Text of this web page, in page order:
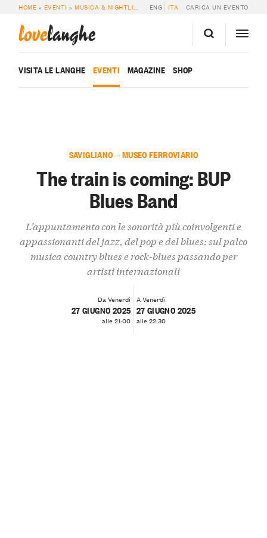
HOME » EVENTI »MUSICA & NIGHTLIFE THE TRAIN IS COMING: BUP BLUES
ENG ITA CARICA UN EVENTO
lovelanghe
VISITA LE LANGHE EVENTI MAGAZINE SHOP
SAVIGLIANO — MUSEO FERROVIARIO
The train is coming: BUP
Blues Band
L’appuntamento con le sonorità più coinvolgenti e
appassionanti del jazz, del pop e del blues: sul palco
musica country blues e rock-blues passando per
artisti internazionali
Da Venerdì
27 GIUGNO 2025
alle 21:00
A Venerdì
27 GIUGNO 2025
alle 22:30